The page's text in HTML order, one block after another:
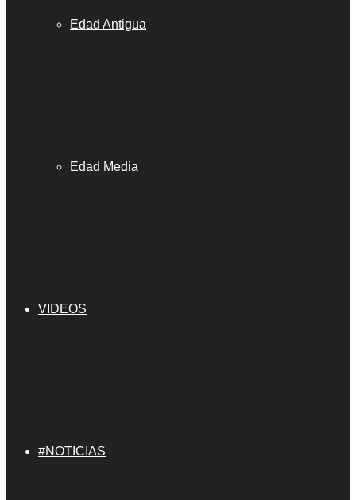
Edad Antigua
Edad Media
VIDEOS
#NOTICIAS